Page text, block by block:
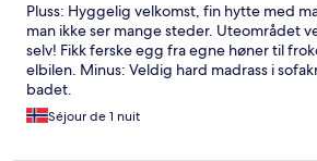
Pluss: Hyggelig velkomst, fin hytte med
man ikke ser mange steder. Uteområdet
selv! Fikk ferske egg fra egne høner til
elbilen. Minus: Veldig hard madrass i
badet.
Séjour de 1 nuit